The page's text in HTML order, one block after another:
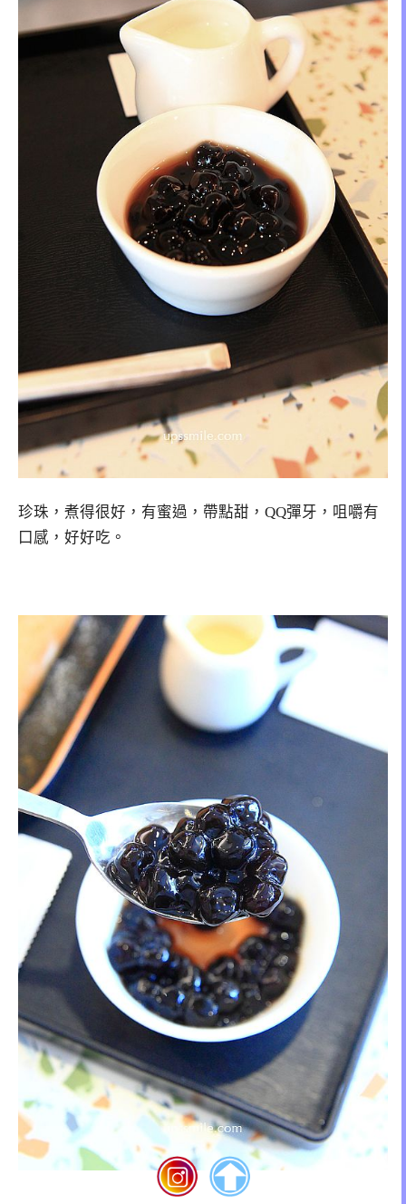
珍珠，煮得很好，有蜜過，帶點甜，QQ彈牙，咀嚼有
口感，好好吃。